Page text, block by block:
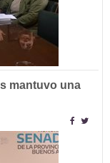
mantuvo una